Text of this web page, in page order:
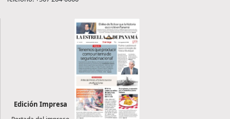
Edición Impresa